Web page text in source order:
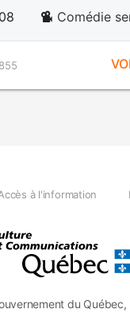
Comédie
du Québec,
à l'information